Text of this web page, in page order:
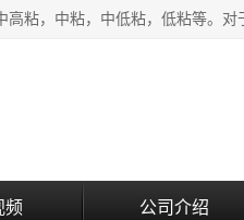
频 公司介绍